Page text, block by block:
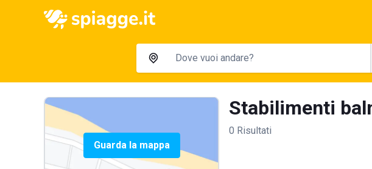
Guarda la mappa
Stabilimenti
0 Risultati